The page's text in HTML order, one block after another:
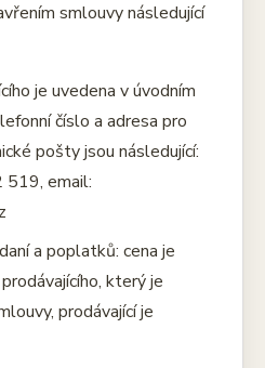
smlouvy následující
je uvedena v úvodním
číslo a adresa pro
pošty jsou následující:
email:
a poplatků: cena je
který je
prodávající je